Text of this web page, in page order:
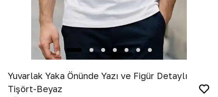
Yuvarlak Yaka Önünde Yazı ve Figür Detaylı
Tişört-Beyaz